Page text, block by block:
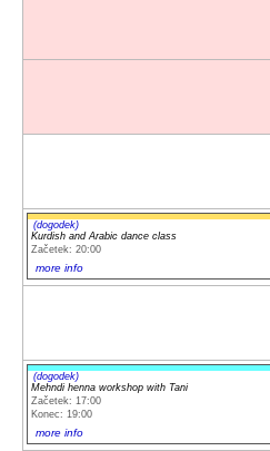
(dogodek)
Kurdish and Arabic dance class
Začetek: 20:00
more info
(dogodek)
Mehndi henna workshop with Tani
Začetek: 17:00
Konec: 19:00
more info